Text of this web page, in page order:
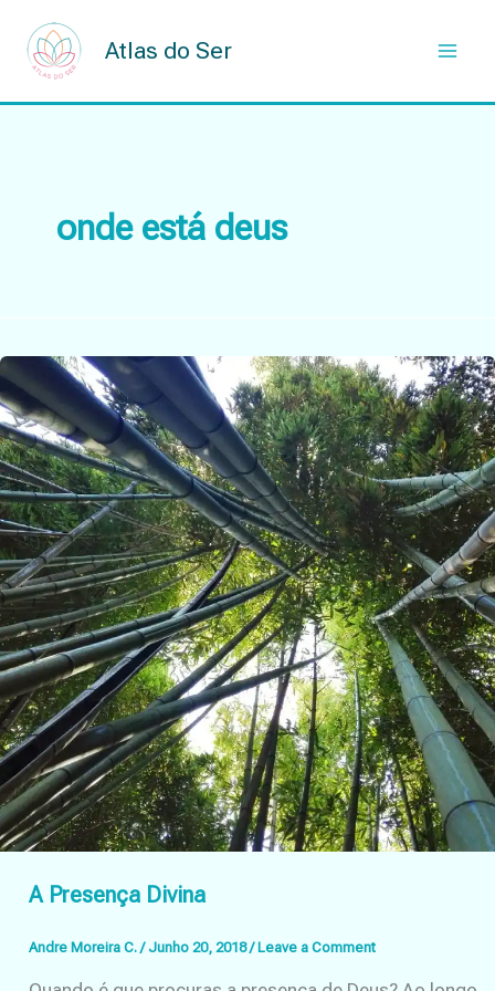
content
Atlas do Ser
onde está deus
A Presença Divina
Andre Moreira C. /Junho 20, 2018/Leave a Comment